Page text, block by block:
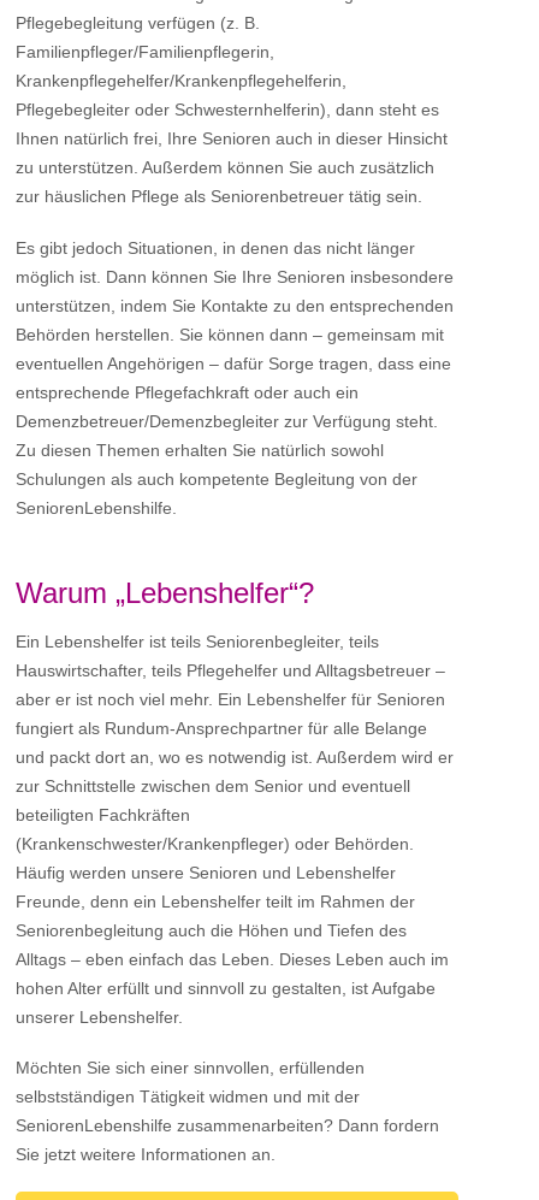
Pflegebegleitung verfügen (z. B.
Familienpfleger/Familienpflegerin,
Krankenpflegehelfer/Krankenpflegehelferin,
Pflegebegleiter oder Schwesternhelferin), dann steht es
Ihnen natürlich frei, Ihre Senioren auch in dieser Hinsicht
zu unterstützen. Außerdem können Sie auch zusätzlich
zur häuslichen Pflege als Seniorenbetreuer tätig sein.
Es gibt jedoch Situationen, in denen das nicht länger
möglich ist. Dann können Sie Ihre Senioren insbesondere
unterstützen, indem Sie Kontakte zu den entsprechenden
Behörden herstellen. Sie können dann – gemeinsam mit
eventuellen Angehörigen – dafür Sorge tragen, dass eine
entsprechende Pflegefachkraft oder auch ein
Demenzbetreuer/Demenzbegleiter zur Verfügung steht.
Zu diesen Themen erhalten Sie natürlich sowohl
Schulungen als auch kompetente Begleitung von der
SeniorenLebenshilfe.
Warum „Lebenshelfer“?
Ein Lebenshelfer ist teils Seniorenbegleiter, teils
Hauswirtschafter, teils Pflegehelfer und Alltagsbetreuer –
aber er ist noch viel mehr. Ein Lebenshelfer für Senioren
fungiert als Rundum-Ansprechpartner für alle Belange
und packt dort an, wo es notwendig ist. Außerdem wird er
zur Schnittstelle zwischen dem Senior und eventuell
beteiligten Fachkräften
(Krankenschwester/Krankenpfleger) oder Behörden.
Häufig werden unsere Senioren und Lebenshelfer
Freunde, denn ein Lebenshelfer teilt im Rahmen der
Seniorenbegleitung auch die Höhen und Tiefen des
Alltags – eben einfach das Leben. Dieses Leben auch im
hohen Alter erfüllt und sinnvoll zu gestalten, ist Aufgabe
unserer Lebenshelfer.
Möchten Sie sich einer sinnvollen, erfüllenden
selbstständigen Tätigkeit widmen und mit der
SeniorenLebenshilfe zusammenarbeiten? Dann fordern
Sie jetzt weitere Informationen an.